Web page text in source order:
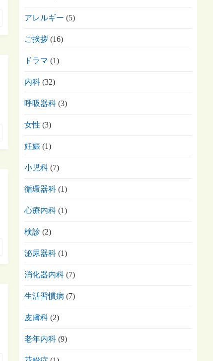
アレルギー (5)
ご挨拶 (16)
ドラマ (1)
内科 (32)
呼吸器科 (3)
女性 (3)
妊娠 (1)
小児科 (7)
循環器科 (1)
心療内科 (1)
検診 (2)
泌尿器科 (1)
消化器内科 (7)
生活習慣病 (7)
皮膚科 (2)
老年内科 (9)